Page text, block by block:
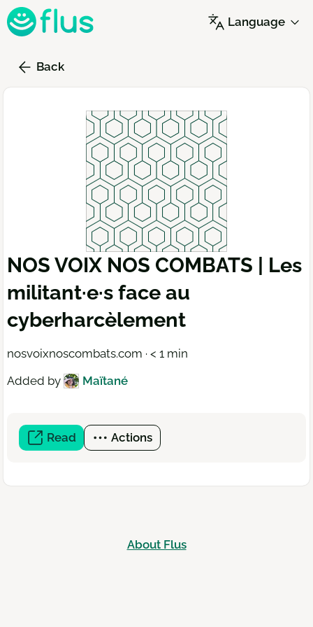
Skip
to
content
Language
Back
NOS VOIX NOS COMBATS | Les
militant·e·s face au
cyberharcèlement
nosvoixnoscombats.com · < 1 min
Added by
Maïtané
Read (open
a
window)
Actions
About Flus